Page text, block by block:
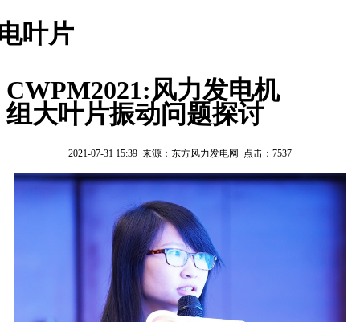
叶片
CWPM2021:风力发电机
组大叶片振动问题探讨
2021-07-31 15:39 来源：东方风力发电网 点击：7537